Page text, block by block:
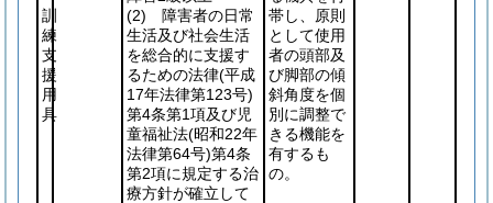
訓
練
支
援
用
具
(2) 障害者の日常
生活及び社会生活
を総合的に支援す
るための法律(平成
17年法律第123号)
第4条第1項及び児
童福祉法(昭和22年
法律第64号)第4条
第2項に規定する治
療方針が確立して
帯し、原則
として使用
者の頭部及
び脚部の傾
斜角度を個
別に調整で
きる機能を
有するも
の。